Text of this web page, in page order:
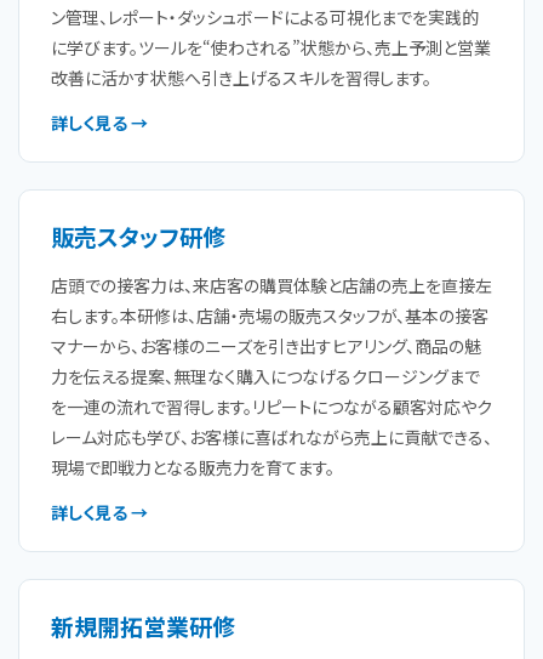
ン管理、レポート・ダッシュボードによる可視化までを実践的
に学びます。ツールを“使わされる”状態から、売上予測と営業
改善に活かす状態へ引き上げるスキルを習得します。
詳しく見る →
販売スタッフ研修
店頭での接客力は、来店客の購買体験と店舗の売上を直接左
右します。本研修は、店舗・売場の販売スタッフが、基本の接客
マナーから、お客様のニーズを引き出すヒアリング、商品の魅
力を伝える提案、無理なく購入につなげるクロージングまで
を一連の流れで習得します。リピートにつながる顧客対応やク
レーム対応も学び、お客様に喜ばれながら売上に貢献できる、
現場で即戦力となる販売力を育てます。
詳しく見る →
新規開拓営業研修